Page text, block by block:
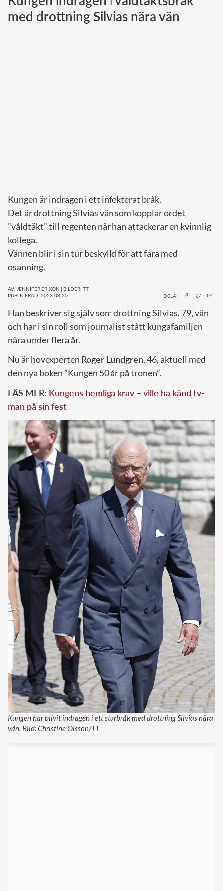
Norska kungahuset
med drottning Silvias nära vän
Kungen är indragen i ett infekterat bråk.
Det är drottning Silvias vän som kopplar ordet
”våldtäkt” till regenten när han attackerar en kvinnlig
kollega.
Vännen blir i sin tur beskylld för att fara med
osanning.
AV: JENNIFER ERIXON | BILDER: TT
PUBLICERAD: 2023-08-20
DELA:
Han beskriver sig själv som drottning Silvias, 79, vän
och har i sin roll som journalist stått kungafamiljen
nära under flera år.
Nu är hovexperten Roger Lundgren, 46, aktuell med
den nya boken ”Kungen 50 år på tronen”.
LÄS MER: Kungens hemliga krav – ville ha känd tv-
man på sin fest
Kungen har blivit indragen i ett storbråk med drottning Silvias nära
vän. Bild: Christine Olsson/TT